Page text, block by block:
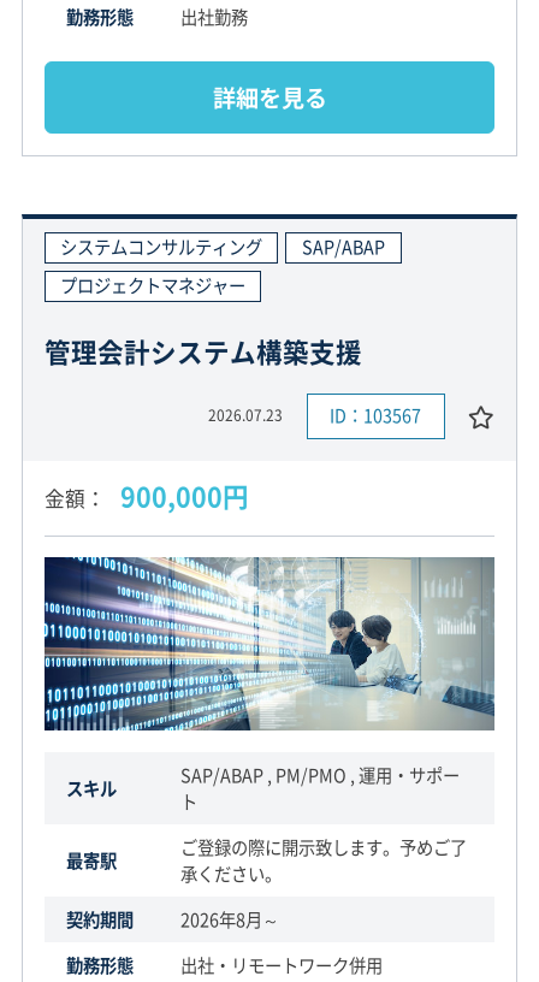
勤務形態
出社勤務
詳細を見る
システムコンサルティング
SAP/ABAP
プロジェクトマネジャー
管理会計システム構築支援
2026.07.23 ID：103567
金額 900,000円
スキル
SAP/ABAP , PM/PMO , 運用・サポー
ト
最寄駅
ご登録の際に開示致します。予めご了
承ください。
契約期間
2026年8月～
勤務形態
出社・リモートワーク併用